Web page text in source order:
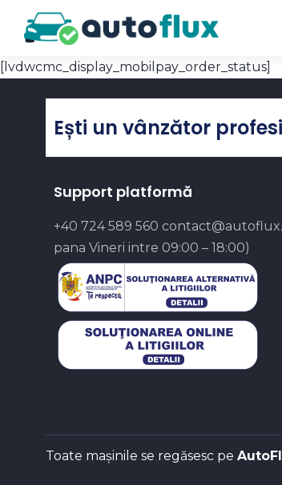
[lvdwcmc_display_mobilpay_order_status]
Ești un vânzător
Support platformă
+40 724 589 560
pana Vineri intre 09:00 – 18:00)
Toate mașinile se regăsesc pe